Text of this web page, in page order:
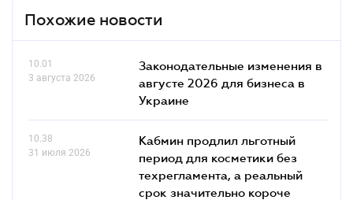
Похожие новости
10.01
3 августа 2026
Законодательные изменения в
августе 2026 для бизнеса в
Украине
10.38
31 июля 2026
Кабмин продлил льготный
период для косметики без
техрегламента, а реальный
срок значительно короче